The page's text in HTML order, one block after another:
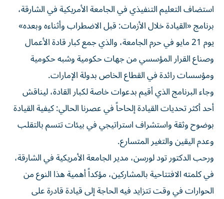
استضاف التعليم التنفيذي في الجامعة الأمريكية في الشارقة،
برنامج «القيادة خلال الأزمات: قبل الاضطراب وأثناءه وبعده»
يوم 21 مايو في حرم الجامعة، والذي جمع كبار قادة الأعمال
وصناع القرار المؤسسي من جهات حكومية وشبه حكومية
ومؤسسات رائدة في القطاع الخاص بدولة الإمارات.
وجاء البرنامج الذي أقيم بدعوات خاصة لكبار القادة، ليناقش
أحد أكثر تحديات القيادة إلحاحاً في عصرنا الحالي: كيفية القيادة
بوضوح وثقة واستشراف استراتيجي في بيئات تتسم بالتقلب
وعدم اليقين والتغير المتسارع.
ورحب الدكتور تود لورسن، مدير الجامعة الأمريكية في الشارقة،
في كلمته الافتتاحية بالمشاركين، مؤكداً أهمية هذا النوع من
الحوارات في وقت تتزايد فيه الحاجة إلى قيادة قادرة على